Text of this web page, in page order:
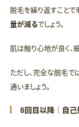
脱毛を繰り返すことで
量が減るでしょう。
肌は触り心地が良く、
ただし、完全な脱毛で
通いましょう。
8回目以降｜自